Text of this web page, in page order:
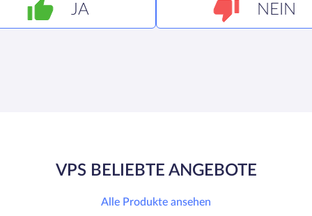
JA NEIN
VPS BELIEBTE ANGEBOTE
Alle Produkte ansehen